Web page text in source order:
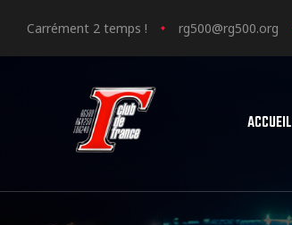
Carrément 2 temps ! rg500@rg500.org
ACCUEIL